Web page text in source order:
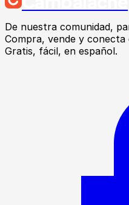
De nuestra comunidad,
Compra, vende y
Gratis, fácil, en español.